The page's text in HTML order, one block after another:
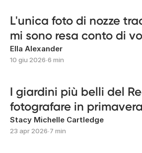
L'unica foto di nozze
mi sono resa conto di
Ella Alexander
10 giu 2026∙6 min
I giardini più belli del
fotografare in primavera
Stacy Michelle Cartledge
23 apr 2026∙7 min